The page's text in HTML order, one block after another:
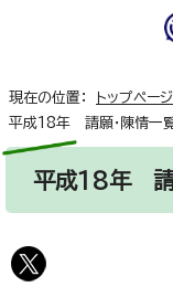
現在の位置： トップページ
平成18年 請願・陳情一
平成18年 請